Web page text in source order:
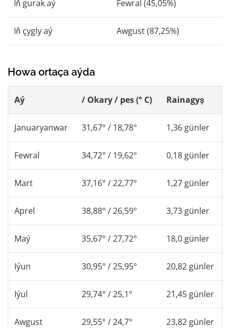
Iň gurak aý Fewral (45,05%)
Iň çygly aý Awgust (87,25%)
Howa ortaça aýda
Aý / Okary / pes (° C) Rainagyş
Januaryanwar 31,67° / 18,78° 1,36 günler
Fewral 34,72° / 19,62° 0,18 günler
Mart 37,16° / 22,77° 1,27 günler
Aprel 38,88° / 26,59° 3,73 günler
Maý 35,67° / 27,72° 18,0 günler
Iýun 30,95° / 25,95° 20,82 günler
Iýul 29,74° / 25,1° 21,45 günler
Awgust 29,55° / 24,7° 23,82 günler